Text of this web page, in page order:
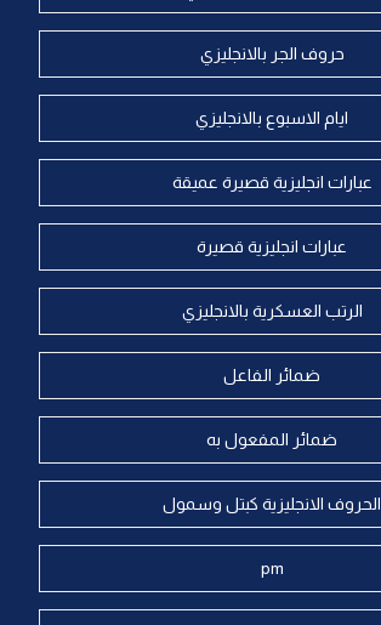
حروف الجر بالانجليزي
ايام الاسبوع بالانجليزي
عبارات انجليزية قصيرة عميقة
عبارات انجليزية قصيرة
الرتب العسكرية بالانجليزي
ضمائر الفاعل
ضمائر المفعول به
الحروف الانجليزية كبتل وسمول
pm